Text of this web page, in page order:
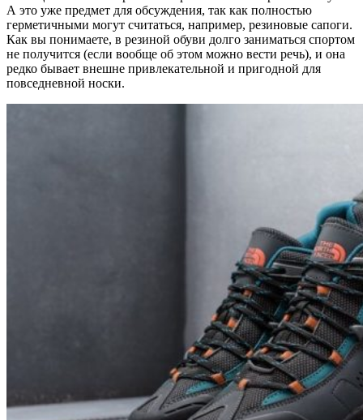
А это уже предмет для обсуждения, так как полностью
герметичными могут считаться, например, резиновые сапоги.
Как вы понимаете, в резиной обуви долго заниматься спортом
не получится (если вообще об этом можно вести речь), и она
редко бывает внешне привлекательной и пригодной для
повседневной носки.